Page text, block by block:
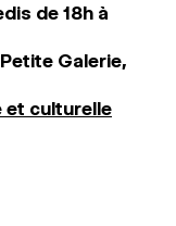
de 18h à
Galerie,
et culturelle